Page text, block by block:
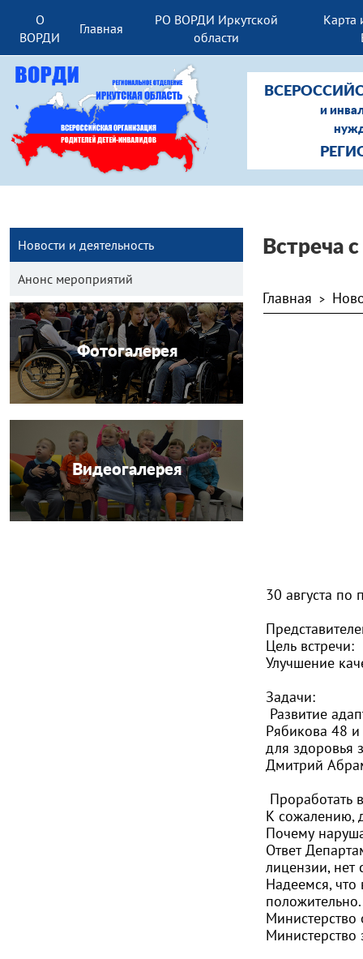
О
ВОРДИ
Главная
РО ВОРДИ Иркутской
области
Карта
и
Новости и деятельность
Анонс мероприятий
Фотогалерея
Видеогалерея
Встреча
Главная >
30 августа по
Цель встречи:
Улучшение
Задачи:
Развитие
Рябикова 48
для здоровья
Дмитрий
Проработать
К сожалению,
Почему
Ответ
лицензии, нет
Надеемся, что
положительно.
Министерство
Министерство